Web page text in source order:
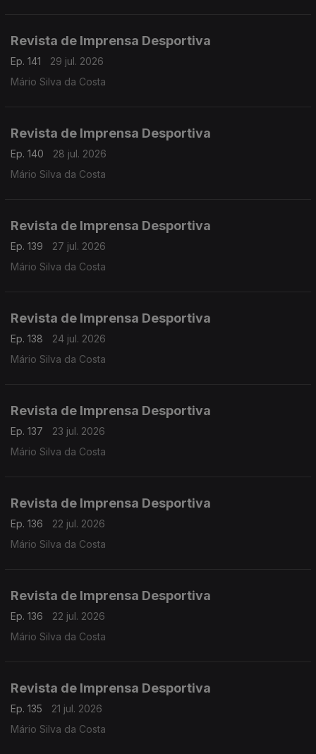
Revista de Imprensa Desportiva
Ep. 141
29 jul. 2026
Mário Silva da Costa
Revista de Imprensa Desportiva
Ep. 140
28 jul. 2026
Mário Silva da Costa
Revista de Imprensa Desportiva
Ep. 139
27 jul. 2026
Mário Silva da Costa
Revista de Imprensa Desportiva
Ep. 138
24 jul. 2026
Mário Silva da Costa
Revista de Imprensa Desportiva
Ep. 137
23 jul. 2026
Mário Silva da Costa
Revista de Imprensa Desportiva
Ep. 136
22 jul. 2026
Mário Silva da Costa
Revista de Imprensa Desportiva
Ep. 136
22 jul. 2026
Mário Silva da Costa
Revista de Imprensa Desportiva
Ep. 135
21 jul. 2026
Mário Silva da Costa